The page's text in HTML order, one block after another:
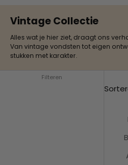
Vintage Collectie
Alles wat je hier ziet, draagt ons
Van vintage vondsten tot eigen
stukken met karakter.
Filteren